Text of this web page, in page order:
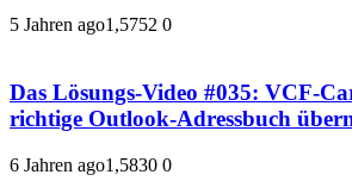
5 Jahren ago1,5752 0
Das Lösungs-Video #035: VCF-
richtige Outlook-Adressbuch
6 Jahren ago1,5830 0